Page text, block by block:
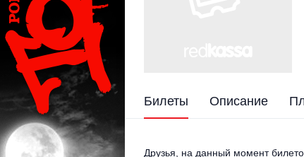
Билеты Описание
Друзья, на данный момент